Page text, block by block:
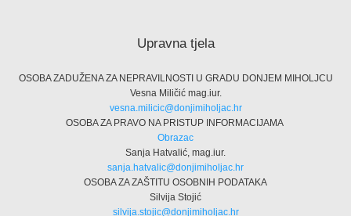
Upravna tjela
OSOBA ZADUŽENA ZA NEPRAVILNOSTI U GRADU DONJEM MIHOLJCU
Vesna Miličić mag.iur.
vesna.milicic@donjimiholjac.hr
OSOBA ZA PRAVO NA PRISTUP INFORMACIJAMA
Obrazac
Sanja Hatvalić, mag.iur.
sanja.hatvalic@donjimiholjac.hr
OSOBA ZA ZAŠTITU OSOBNIH PODATAKA
Silvija Stojić
silvija.stojic@donjimiholjac.hr